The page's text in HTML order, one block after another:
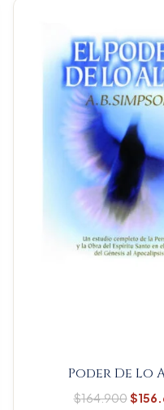
Poder De Lo
$164.900
was:
$